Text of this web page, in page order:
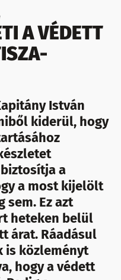
A VÉDETT
István
kiderül, hogy
a
a most kijelölt
sem. Ez azt
heteken belül
árat. Ráadásul
is közleményt
hogy a védett